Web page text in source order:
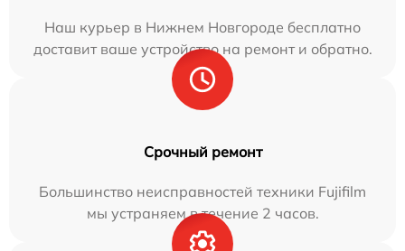
Наш курьер в Нижнем Новгороде бесплатно
доставит ваше устройство на ремонт и обратно.
Срочный ремонт
Большинство неисправностей техники Fujifilm
мы устраняем в течение 2 часов.